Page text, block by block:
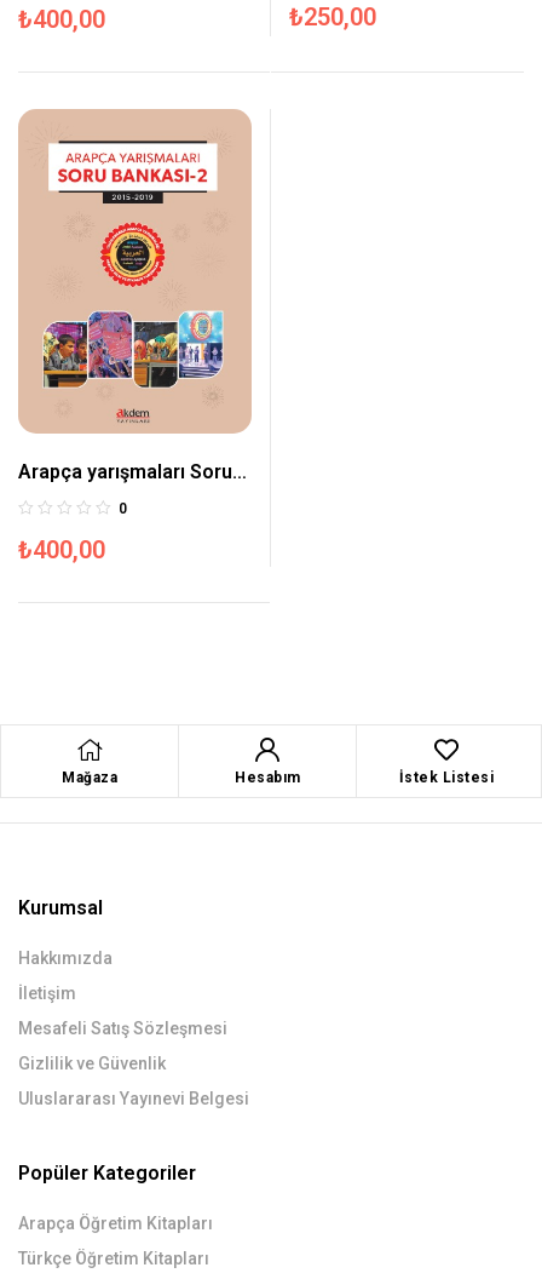
₺400,00 ₺250,00
Arapça yarışmaları Soru
Bankası – 20
₺400,00
Mağaza Hesabım İstek Listesi
Kurumsal
Hakkımızda
İletişim
Mesafeli Satış Sözleşmesi
Gizlilik ve Güvenlik
Uluslararası Yayınevi Belgesi
Popüler Kategoriler
Arapça Öğretim Kitapları
Türkçe Öğretim Kitapları